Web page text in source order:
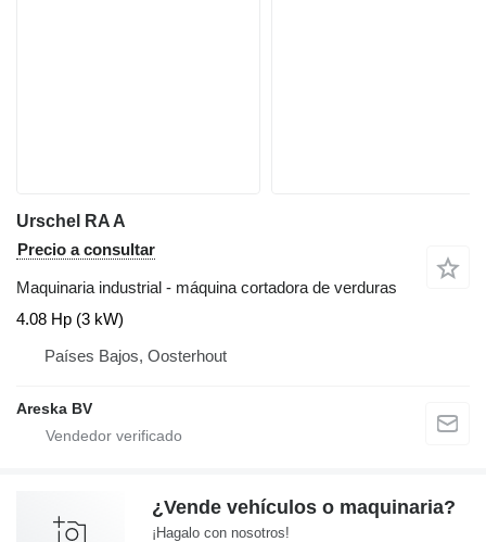
Urschel RA A
Precio a consultar
Maquinaria industrial - máquina cortadora de verduras
4.08 Hp (3 kW)
Países Bajos, Oosterhout
Areska BV
¿Vende vehículos o maquinaria?
¡Hagalo con nosotros!